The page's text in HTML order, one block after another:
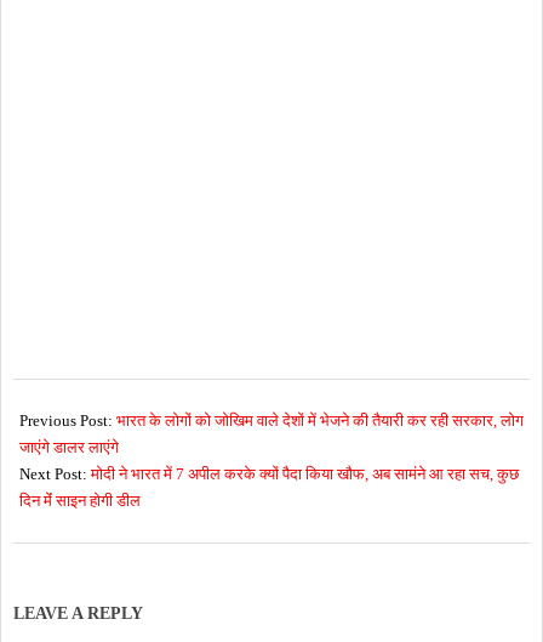
05-
22
Previous Post: भारत के लोगों को जोखिम वाले देशों में भेजने की तैयारी कर रही सरकार, लोग
जाएंगे डालर लाएंगे
Next Post:मोदी ने भारत में 7 अपील करके क्यों पैदा किया खौफ, अब सामंने आ रहा सच, कुछ
दिन मेंं साइन होगी डील
LEAVE A REPLY